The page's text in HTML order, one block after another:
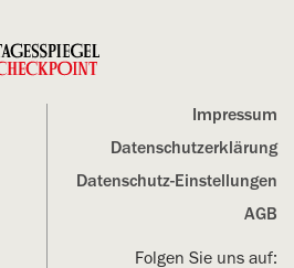
Impressum
Datenschutz­erklärung
Datenschutz-Einstellungen
AGB
Folgen Sie uns auf: